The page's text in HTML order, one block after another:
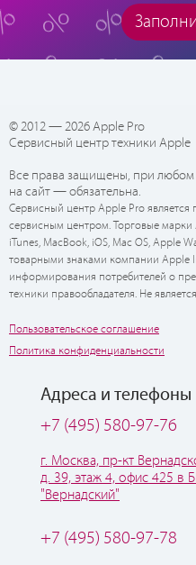
© 2012 — 2026 Apple Pro
Сервисный центр техники Apple
Все права защищены, при
на сайт — обязательна.
Сервисный центр Apple Pro
сервисным центром. Торговые марки
iTunes, MacBook, iOS, Mac OS, Apple
товарными знаками компании Apple
информирования потребителей о
техники правообладателя. Не
Пользовательское соглашение
Политика конфиденциальности
Адреса и телефоны
+7 (495) 580-97-76
г. Москва, пр-кт
д. 39, этаж 4, офис 425 в
"Вернадский"
+7 (495) 580-97-78